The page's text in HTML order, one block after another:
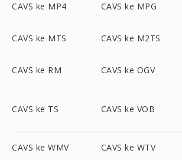
CAVS ke MP4 CAVS ke MPG
CAVS ke MTS CAVS ke M2TS
CAVS ke RM CAVS ke OGV
CAVS ke TS CAVS ke VOB
CAVS ke WMV CAVS ke WTV